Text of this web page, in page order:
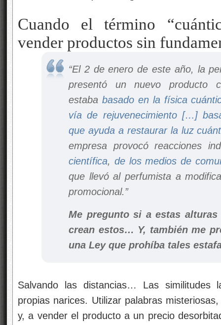
Cuando el término
vender productos sin
“El 2 de enero de este año, la
presentó un nuevo producto
estaba basado en la física
vía de rejuvenecimiento […]
que ayuda a restaurar la luz
empresa provocó reacciones
científica, de los medios de
que llevó al perfumista a
promocional.”
Me pregunto si a estas
crean estos… Y, también me
una Ley que prohíba tales
Salvando las distancias… Las similitudes
propias narices. Utilizar palabras
y, a vender el producto a un precio